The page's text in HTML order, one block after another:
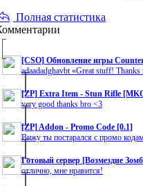
Полная статистика
[CSO] Обновление игры
adaadadghavbt «Great stuff!
[ZP] Extra Item - Stun Rifle
very good thanks bro <3
[ZP] Addon - Promo Code [0.1]
Вижу ты постарался с промо
Готовый сервер [Возмездие
отлично, мне нравится!